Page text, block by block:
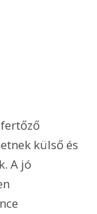
külső és
A jó